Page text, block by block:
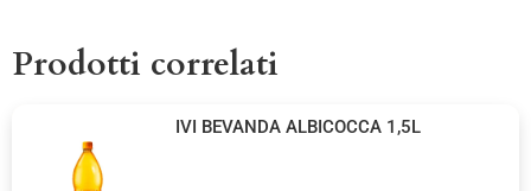
Prodotti correlati
IVI BEVANDA ALBICOCCA 1,5L